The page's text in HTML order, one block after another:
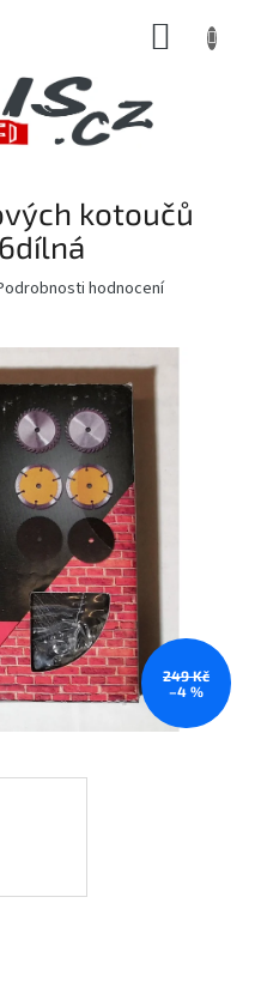
kotoučů
hodnocení
249 Kč
–4 %